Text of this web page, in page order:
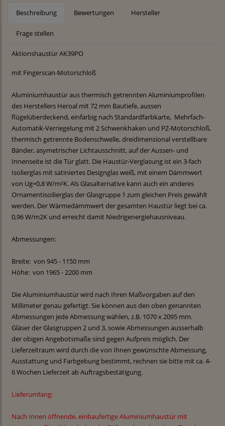
Beschreibung Bewertungen Hersteller
Frage stellen
Aktionshaustür AK39PO
mit Fingerscan-Motorschloß
Aluminiumhaustür aus thermisch getrennten Aluminiumprofilen
des Herstellers Heroal mit 72 mm Bautiefe, aussen
flügelüberdeckend, einfarbig nach Standardfarbkarte, Mehrfach-
Automatik-Verriegelung mit 2 Schwenkhaken und PZ-Motorschloß,
thermisch getrennte Bodenschwelle, dreidimensional verstellbare
Bänder, asymetrischer Lichtausschnitt, auf der Aussen- und
Innenseite ist die Tür glatt. Die Haustür-Verglasung ist ein 3-fach
Isolierglas mit satiniertes Designglas weiß, mit einem Dämmwert
von Ug=0,8 W/m²K. Als Glasalternative kann auch ein anderes
Ornamentisoilierglas der Glasgruppe 1 zum gleichen Preis gewählt
werden. Der Wärmedämmwert der gesamten Haustür liegt bei ca.
0,96 W/m2K und erreicht damit Niedrigenergiehausniveau.
Abmessungen:
Breite: von 945 - 1150 mm
Höhe: von 1965 - 2200 mm
Die Aluminiumhaustür wird nach Ihren Maßvorgaben auf den
Millimeter genau gefertigt. Sie können aus den oben genannten
Abmessungen jede Abmessung wählen, z.B. 1070 x 2095 mm.
Gläser der Glasgruppen 2 und 3, sowie Abmessungen ausserhalb
der obigen Angebotsmaße sind gegen Aufpreis möglich. Der
Lieferzeitraum wird durch die von Ihnen gewünschte Abmessung,
Ausstattung und Farbgebung bestimmt, rechnen sie bitte mit ca. 4-
6 Wochen Lieferzeit ab Auftragsbestätigung.
Lieferumfang:
Nach Innen öffnende, einbaufertige Aluminiumhaustür mit